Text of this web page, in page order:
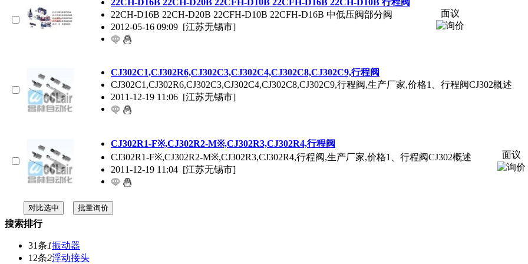
22CH-D16B 22CH-D20B 22CFH-D10B 22CFH-D16B 22CH-D10B 行程阀
22CH-D16B 22CH-D20B 22CFH-D10B 22CFH-D16B 中低压阀部分阀
2012-05-16 09:09 [江苏无锡市]
面议
CJ302C1,CJ302R6,CJ302C3,CJ302C4,CJ302C8,CJ302C9,行程阀
CJ302C1,CJ302R6,CJ302C3,CJ302C4,CJ302C8,CJ302C9,行程阀,生产厂家,价格1、行程阀CJ302概述
2011-12-19 11:06 [江苏无锡市]
CJ302R1-F※,CJ302R2-M※,CJ302R3,CJ302R4,行程阀
CJ302R1-F※,CJ302R2-M※,CJ302R3,CJ302R4,行程阀,生产厂家,价格1、行程阀CJ302概述
2011-12-19 11:04 [江苏无锡市]
面议
搜索排行
31条1振动器
12条2浮动接头